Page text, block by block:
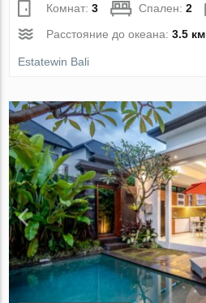
Комнат:3 Спален:2
Расстояние до океана:3.5 км
Estatewin Bali